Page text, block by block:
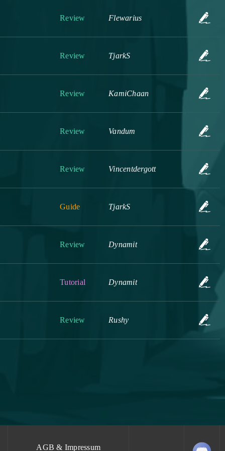
Review Flewarius
Review TjarkS
Review KamiChaan
Review Vandum
Review Vincentdergott
Guide TjarkS
Review Dynamit
Tutorial Dynamit
Review Rushy
AGB & Impressum